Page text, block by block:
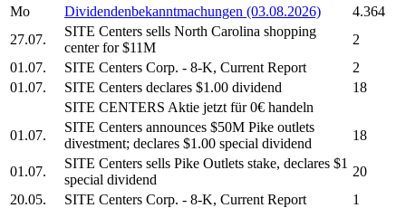
Mo
Dividendenbekanntmachungen (03.08.2026)
4.364
27.07.
SITE Centers sells North Carolina shopping
center for $11M
2
01.07.
SITE Centers Corp. - 8-K, Current Report
2
01.07.
SITE Centers declares $1.00 dividend
18
SITE CENTERS Aktie jetzt für 0€ handeln
01.07.
SITE Centers announces $50M Pike outlets
divestment; declares $1.00 special dividend
18
01.07.
SITE Centers sells Pike Outlets stake, declares $1
special dividend
20
20.05.
SITE Centers Corp. - 8-K, Current Report
1